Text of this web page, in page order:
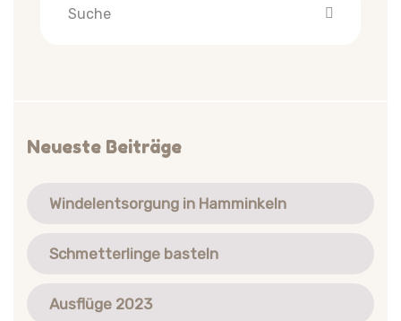
Neueste Beiträge
Windelentsorgung in Hamminkeln
Schmetterlinge basteln
Ausflüge 2023